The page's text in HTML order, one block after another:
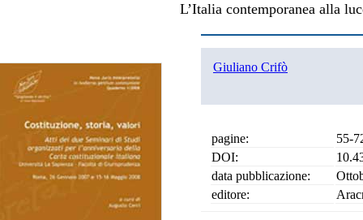
L’Italia contemporanea alla
Giuliano Crifò
pagine:
55-
DOI:
data pubblicazione:
editore: